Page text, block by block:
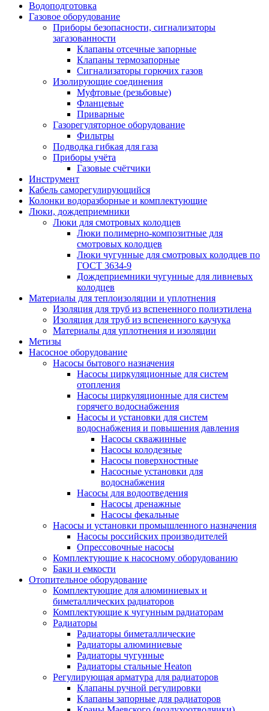
Водоподготовка
Газовое оборудование
Приборы безопасности, сигнализаторы
загазованности
Клапаны отсечные запорные
Клапаны термозапорные
Сигнализаторы горючих газов
Изолирующие соединения
Муфтовые (резьбовые)
Фланцевые
Приварные
Газорегуляторное оборудование
Фильтры
Подводка гибкая для газа
Приборы учёта
Газовые счётчики
Инструмент
Кабель саморегулирующийся
Колонки водоразборные и комплектующие
Люки, дождеприемники
Люки для смотровых колодцев
Люки полимерно-композитные для
смотровых колодцев
Люки чугунные для смотровых колодцев по
ГОСТ 3634-9
Дождеприемники чугунные для ливневых
колодцев
Материалы для теплоизоляции и уплотнения
Изоляция для труб из вспененного полиэтилена
Изоляция для труб из вспененного каучука
Материалы для уплотнения и изоляции
Метизы
Насосное оборудование
Насосы бытового назначения
Насосы циркуляционные для систем
отопления
Насосы циркуляционные для систем
горячего водоснабжения
Насосы и установки для систем
водоснабжения и повышения давления
Насосы скважинные
Насосы колодезные
Насосы поверхностные
Насосные установки для
водоснабжения
Насосы для водоотведения
Насосы дренажные
Насосы фекальные
Насосы и установки промышленного назначения
Насосы российских производителей
Опрессовочные насосы
Комплектующие к насосному оборудованию
Баки и емкости
Отопительное оборудование
Комплектующие для алюминиевых и
биметаллических радиаторов
Комплектующие к чугунным радиаторам
Радиаторы
Радиаторы биметаллические
Радиаторы алюминиевые
Радиаторы чугунные
Радиаторы стальные Heaton
Регулирующая арматура для радиаторов
Клапаны ручной регулировки
Клапаны запорные для радиаторов